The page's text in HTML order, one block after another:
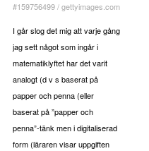
#159756499/gettyimages.com
I går slog det mig att varje gång
jag sett något som ingår i
matematiklyftet har det varit
analogt (d v s baserat på
papper och penna (eller
baserat på ”papper och
penna”-tänk men i digitaliserad
form (läraren visar uppgiften